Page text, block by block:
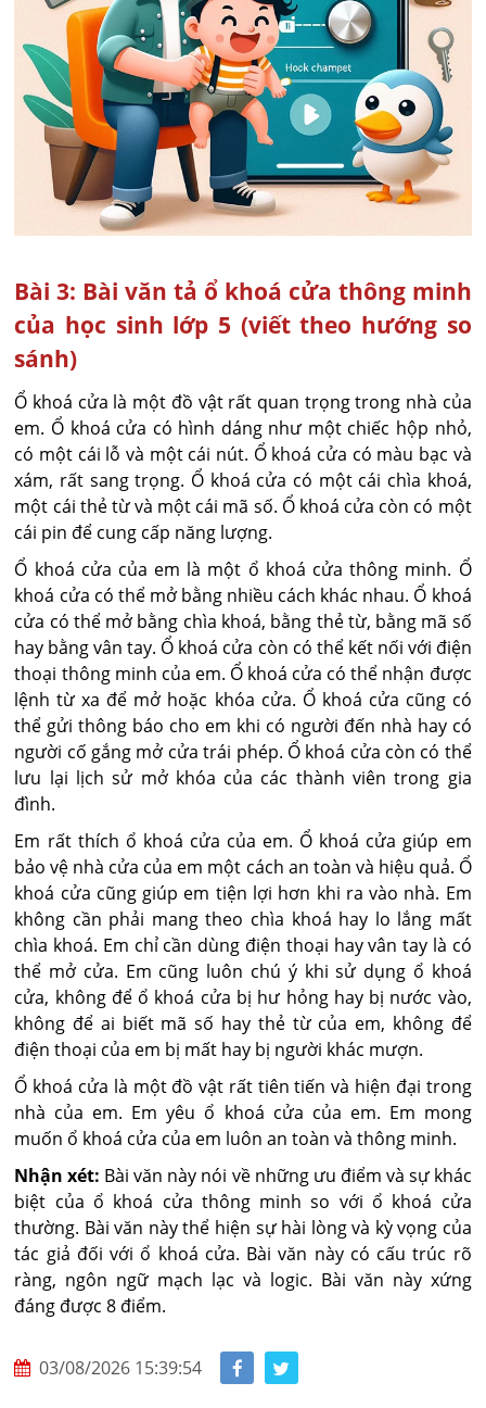
Bài 3: Bài văn tả ổ khoá cửa thông minh
của học sinh lớp 5 (viết theo hướng so
sánh)
Ổ khoá cửa là một đồ vật rất quan trọng trong nhà của
em. Ổ khoá cửa có hình dáng như một chiếc hộp nhỏ,
có một cái lỗ và một cái nút. Ổ khoá cửa có màu bạc và
xám, rất sang trọng. Ổ khoá cửa có một cái chìa khoá,
một cái thẻ từ và một cái mã số. Ổ khoá cửa còn có một
cái pin để cung cấp năng lượng.
Ổ khoá cửa của em là một ổ khoá cửa thông minh. Ổ
khoá cửa có thể mở bằng nhiều cách khác nhau. Ổ khoá
cửa có thể mở bằng chìa khoá, bằng thẻ từ, bằng mã số
hay bằng vân tay. Ổ khoá cửa còn có thể kết nối với điện
thoại thông minh của em. Ổ khoá cửa có thể nhận được
lệnh từ xa để mở hoặc khóa cửa. Ổ khoá cửa cũng có
thể gửi thông báo cho em khi có người đến nhà hay có
người cố gắng mở cửa trái phép. Ổ khoá cửa còn có thể
lưu lại lịch sử mở khóa của các thành viên trong gia
đình.
Em rất thích ổ khoá cửa của em. Ổ khoá cửa giúp em
bảo vệ nhà cửa của em một cách an toàn và hiệu quả. Ổ
khoá cửa cũng giúp em tiện lợi hơn khi ra vào nhà. Em
không cần phải mang theo chìa khoá hay lo lắng mất
chìa khoá. Em chỉ cần dùng điện thoại hay vân tay là có
thể mở cửa. Em cũng luôn chú ý khi sử dụng ổ khoá
cửa, không để ổ khoá cửa bị hư hỏng hay bị nước vào,
không để ai biết mã số hay thẻ từ của em, không để
điện thoại của em bị mất hay bị người khác mượn.
Ổ khoá cửa là một đồ vật rất tiên tiến và hiện đại trong
nhà của em. Em yêu ổ khoá cửa của em. Em mong
muốn ổ khoá cửa của em luôn an toàn và thông minh.
Nhận xét: Bài văn này nói về những ưu điểm và sự khác
biệt của ổ khoá cửa thông minh so với ổ khoá cửa
thường. Bài văn này thể hiện sự hài lòng và kỳ vọng của
tác giả đối với ổ khoá cửa. Bài văn này có cấu trúc rõ
ràng, ngôn ngữ mạch lạc và logic. Bài văn này xứng
đáng được 8 điểm.
03/08/2026 15:39:54